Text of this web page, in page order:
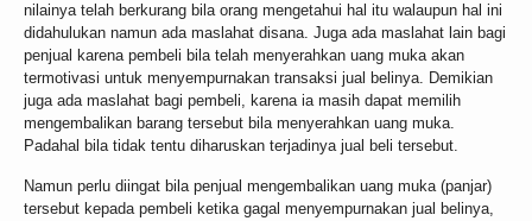
nilainya telah berkurang bila orang mengetahui hal itu walaupun hal ini
didahulukan namun ada maslahat disana. Juga ada maslahat lain bagi
penjual karena pembeli bila telah menyerahkan uang muka akan
termotivasi untuk menyempurnakan transaksi jual belinya. Demikian
juga ada maslahat bagi pembeli, karena ia masih dapat memilih
mengembalikan barang tersebut bila menyerahkan uang muka.
Padahal bila tidak tentu diharuskan terjadinya jual beli tersebut.
Namun perlu diingat bila penjual mengembalikan uang muka (panjar)
tersebut kepada pembeli ketika gagal menyempurnakan jual belinya,